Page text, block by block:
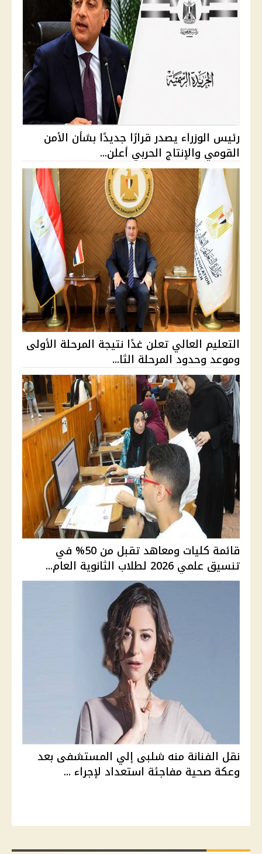
رئيس الوزراء يصدر قرارًا جديدًا بشأن الأمن
القومي والإنتاج الحربي أعلن...
التعليم العالي تعلن غدًا نتيجة المرحلة الأولى
وموعد وحدود المرحلة الثا...
قائمة كليات ومعاهد تقبل من 50% في
تنسيق علمي 2026 لطلاب الثانوية العام...
نقل الفنانة منه شلبى إلي المستشفى بعد
وعكة صحية مفاجئة استعداد لإجراء ...